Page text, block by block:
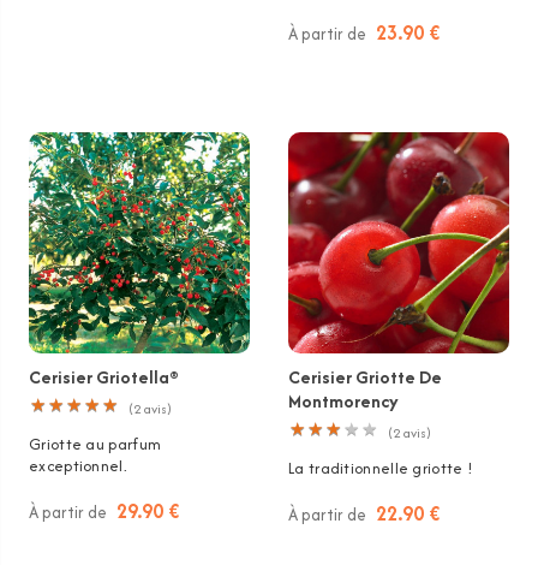
À partir de 23.90 €
Cerisier Griotella®
★ ★ ★ ★ ★
★ ★ ★ ★ ★ (2avis)
Griotte au parfum
exceptionnel.
À partir de 29.90 €
Cerisier Griotte De
Montmorency
★ ★ ★ ★ ★
★ ★ ★ ★ ★ (2avis)
La traditionnelle griotte !
À partir de 22.90 €